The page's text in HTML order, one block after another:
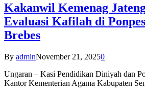
Kakanwil Kemenag
Evaluasi Kafilah di
Brebes
By adminNovember 21, 20250
Ungaran – Kasi Pendidikan Diniyah dan
Kantor Kementerian Agama Kabupaten